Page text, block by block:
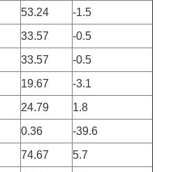
53.24
-1.5
33.57
-0.5
33.57
-0.5
19.67
-3.1
24.79
1.8
0.36
-39.6
74.67
5.7